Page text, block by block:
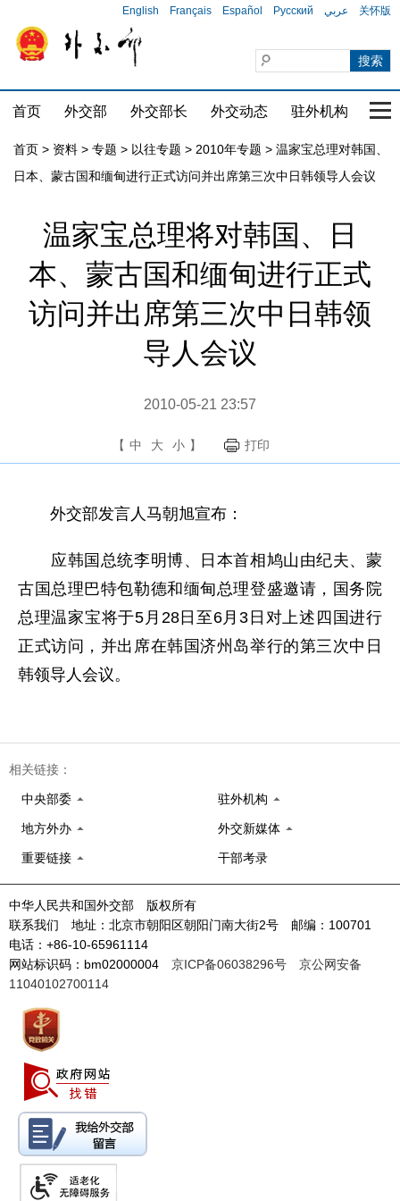
English Français Español Русский عربي 关怀版
首页 外交部 外交部长 外交动态 驻外机构 国
首页 > 资料 > 专题 > 以往专题 > 2010年专题 > 温家宝总理对韩国、
日本、蒙古国和缅甸进行正式访问并出席第三次中日韩领导人会议
温家宝总理将对韩国、日
本、蒙古国和缅甸进行正式
访问并出席第三次中日韩领
导人会议
2010-05-21 23:57
【 中 大 小 】 打印
外交部发言人马朝旭宣布：
应韩国总统李明博、日本首相鸠山由纪夫、蒙
古国总理巴特包勒德和缅甸总理登盛邀请，国务院
总理温家宝将于5月28日至6月3日对上述四国进行
正式访问，并出席在韩国济州岛举行的第三次中日
韩领导人会议。
相关链接：
中央部委 驻外机构
地方外办 外交新媒体
重要链接 干部考录
中华人民共和国外交部 版权所有
联系我们 地址：北京市朝阳区朝阳门南大街2号 邮编：100701
电话：+86-10-65961114
网站标识码：bm02000004 京ICP备06038296号
京公网安备
11040102700114